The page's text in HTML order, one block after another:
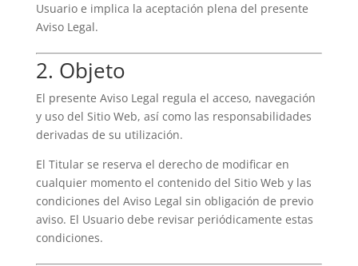
Usuario e implica la aceptación plena del presente
Aviso Legal.
2. Objeto
El presente Aviso Legal regula el acceso, navegación
y uso del Sitio Web, así como las responsabilidades
derivadas de su utilización.
El Titular se reserva el derecho de modificar en
cualquier momento el contenido del Sitio Web y las
condiciones del Aviso Legal sin obligación de previo
aviso. El Usuario debe revisar periódicamente estas
condiciones.